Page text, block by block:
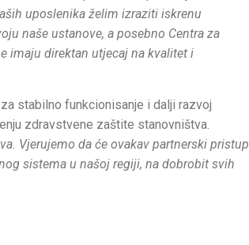
uposlenika želim izraziti iskrenu
naše ustanove, a posebno Centra za
imaju direktan utjecaj na kvalitet i
stabilno funkcionisanje i dalji razvoj
zdravstvene zaštite stanovništva.
Vjerujemo da će ovakav partnerski pristup
sistema u našoj regiji, na dobrobit svih